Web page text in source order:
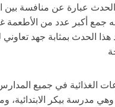
الحدث عبارة عن منافسة بين
جمع أكبر عدد من الأطعمة
هذا الحدث بمثابة جهد
الغذائية في جميع المدارس
وهي مدرسة بيكر الابتدائية،